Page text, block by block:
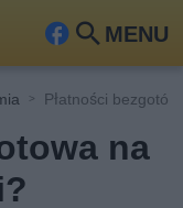
MENU
Fa
ceb
ook
Szu
kaj
Płatności
na